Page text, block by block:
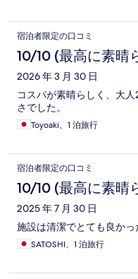
宿泊者限定の口コミ
10/10 (最高に素晴
2026 年 3 月 30 日
コスパが素晴らしく、大
さでした。
Toyoaki、1 泊旅行
宿泊者限定の口コミ
10/10 (最高に素晴
2025 年 7 月 30 日
施設は清潔でとても良かっ
SATOSHI、1 泊旅行